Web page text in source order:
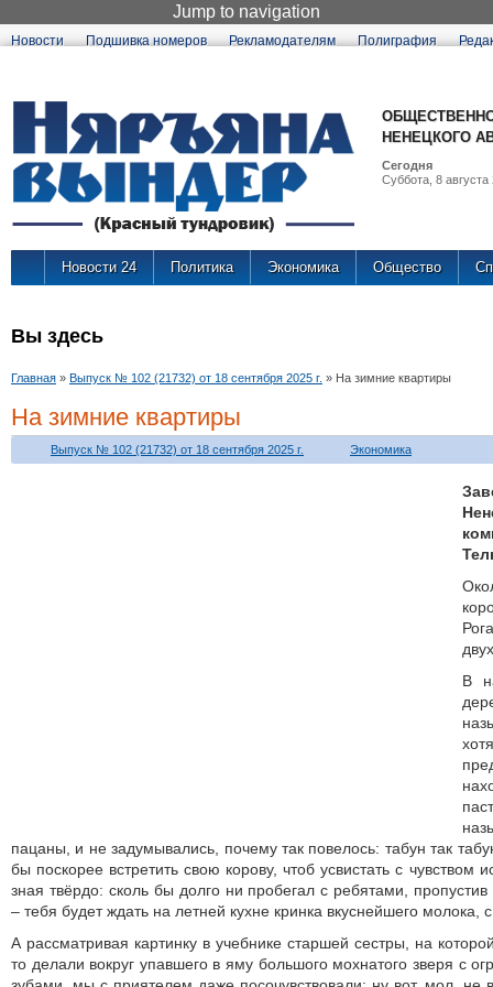
Jump to navigation
Новости Подшивка номеров Рекламодателям Полиграфия
НЕНЕЦКОГО
Сегодня
Суббота, 8 августа
Новости 24 Политика Экономика Общество
Вы здесь
Главная » Выпуск № 102 (21732) от 18 сентября 2025 г. » На зимние квартиры
На зимние квартиры
Выпуск № 102 (21732) от 18 сентября 2025 г. Экономика
В
пацаны, и не задумывались, почему так повелось: табун так
бы поскорее встретить свою корову, чтоб усвистать с чувством
зная твёрдо: сколь бы долго ни пробегал с ребятами,
– тебя будет ждать на летней кухне кринка вкуснейшего молока,
А рассматривая картинку в учебнике старшей сестры, на
то делали вокруг упавшего в яму большого мохнатого зверя с